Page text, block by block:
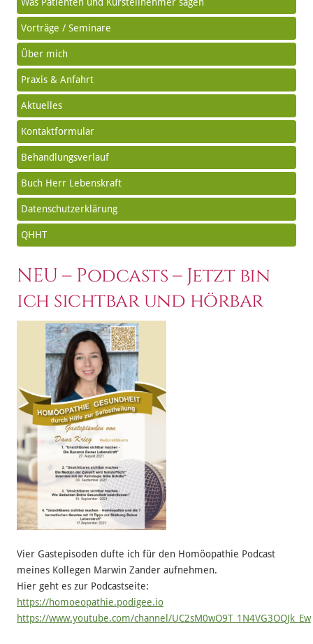
Vorträge / Seminare
Über mich
Praxis & Anfahrt
Aktuelles
Kontaktformular
Behandlungsverlauf
Buch Herr Lebenskraft
Datenschutzerklärung
QHHT
NEU – Podcasts – Jetzt bin
ich sichtbar und hörbar
Vier Gastepisoden dufte ich für den Homöopathie Podcast
meines Kollegen Marwin Zander aufnehmen.
Hier geht es zur Podcastseite:
https://homoeopathie.podigee.io
https://www.youtube.com/channel/UC2sM0wO9T_1N4VG3OQJk_Ew